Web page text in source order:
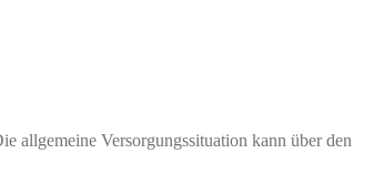
allgemeine Versorgungssituation kann über den